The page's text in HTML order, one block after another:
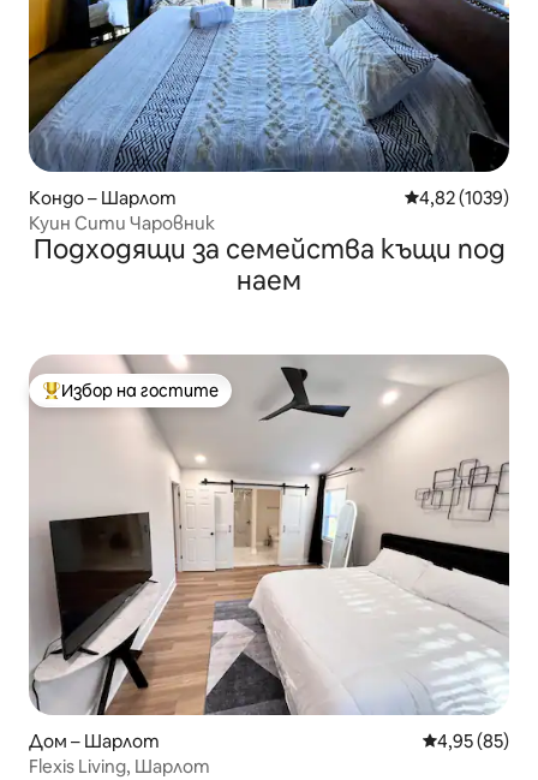
Кондо – Шарлот Средна
4,82 (1039)
Куин Сити Чаровник
Подходящи за семейства къщи под
наем
Най-популярен избор на гостите
Избор на гостите
Дом – Шарлот Средна
4,95 (85)
Flexis Living, Шарлот